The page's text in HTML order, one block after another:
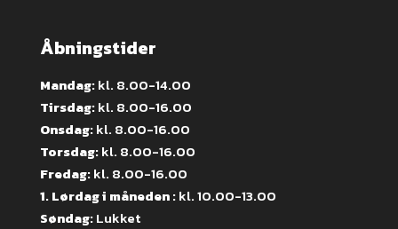
Åbningstider
Mandag:kl. 8.00-14.00
Tirsdag:kl. 8.00-16.00
Onsdag:kl. 8.00-16.00
Torsdag:kl. 8.00-16.00
Fredag:kl. 8.00-16.00
1. Lørdag i måneden :kl. 10.00-13.00
Søndag:Lukket